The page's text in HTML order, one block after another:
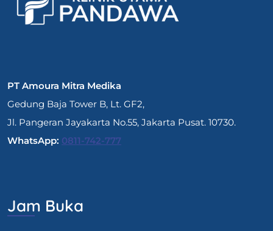
PT Amoura Mitra Medika
Gedung Baja Tower B, Lt. GF2,
Jl. Pangeran Jayakarta No.55, Jakarta Pusat. 10730.
WhatsApp: 0811-742-777
Jam Buka